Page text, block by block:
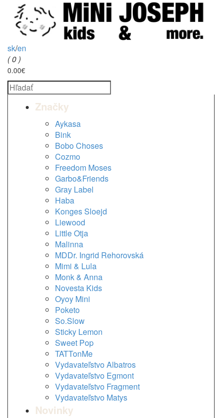
sk/en
( 0 )
0.00€
Značky
Aykasa
Bink
Bobo Choses
Cozmo
Freedom Moses
Garbo&Friends
Gray Label
Haba
Konges Sloejd
Liewood
Little Otja
Malinna
MDDr. Ingrid Rehorovská
Mimi & Lula
Monk & Anna
Novesta Kids
Oyoy Mini
Poketo
So.Slow
Sticky Lemon
Sweet Pop
TATTonMe
Vydavateľstvo Albatros
Vydavateľstvo Egmont
Vydavateľstvo Fragment
Vydavateľstvo Matys
Novinky